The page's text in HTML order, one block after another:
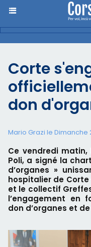
Corte
don
Mario Grazi le Dimanche
Ce vendredi
Poli, a signé la
d’organes »
hospitalier de Corte
et le collectif
l’engagement en
don d’organes et